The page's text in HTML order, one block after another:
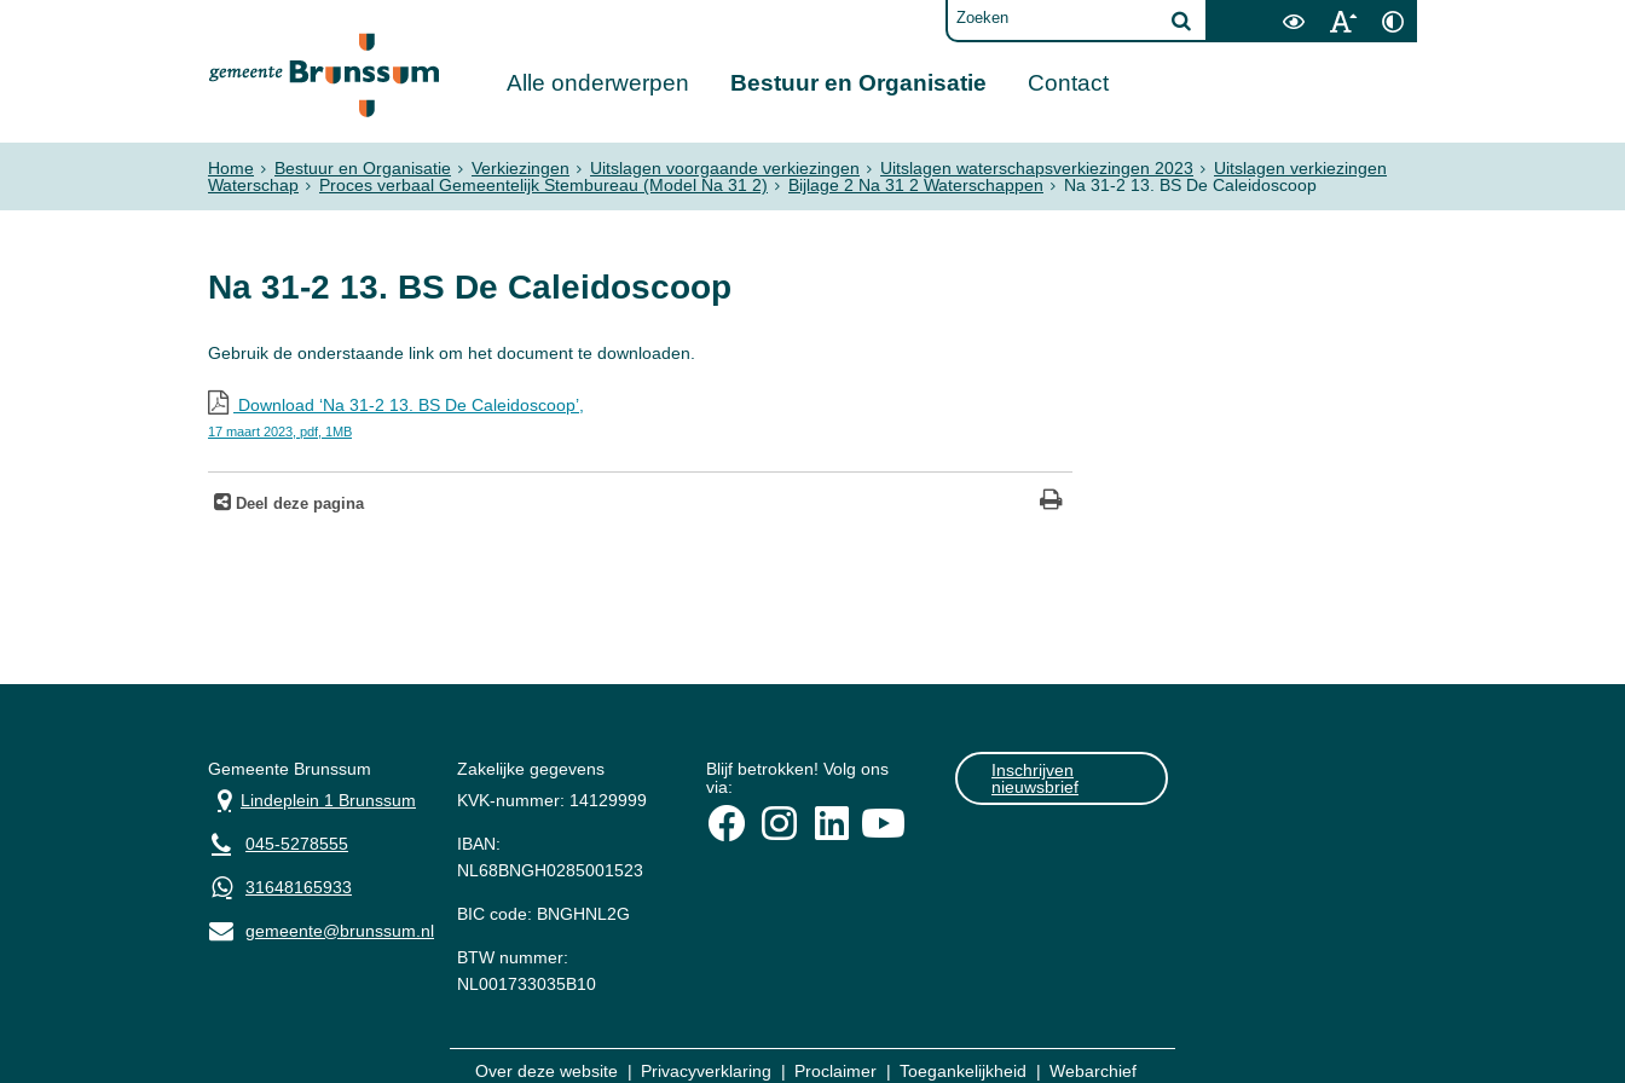
Alle onderwerpen Bestuur en Organisatie Contact
Home Bestuur en Organisatie Verkiezingen Uitslagen voorgaande verkiezingen Uitslagen waterschapsverkiezingen 2023
Uitslagen verkiezingen
Waterschap
Proces verbaal Gemeentelijk Stembureau (Model Na 31 2) Bijlage 2 Na 31 2 Waterschappen Na 31-2 13. BS De Caleidoscoop
Na 31-2 13. BS De Caleidoscoop
Gebruik de onderstaande link om het document te downloaden.
Download ‘Na 31-2 13. BS De Caleidoscoop’,
17 maart 2023, pdf , 1MB
Deel deze pagina
Gemeente Brunssum
Lindeplein 1 Brunssum
045-5278555
31648165933
gemeente@brunssum.nl
Zakelijke gegevens
KVK-nummer: 14129999
IBAN:
NL68BNGH0285001523
BIC code: BNGHNL2G
BTW nummer:
NL001733035B10
Blijf betrokken! Volg ons
via:
Inschrijven
nieuwsbrief
Over deze website Privacyverklaring Proclaimer Toegankelijkheid Webarchief